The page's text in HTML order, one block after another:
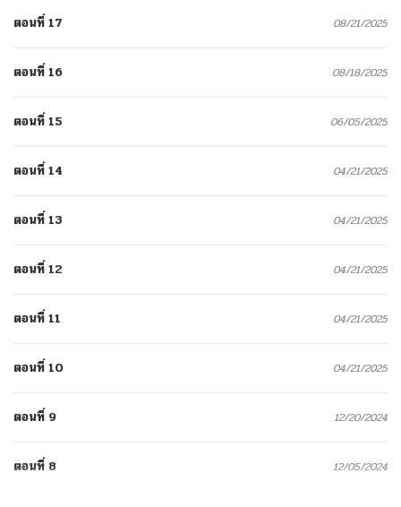
ตอนที่ 17 08/21/2025
ตอนที่ 16 08/18/2025
ตอนที่ 15 06/05/2025
ตอนที่ 14 04/21/2025
ตอนที่ 13 04/21/2025
ตอนที่ 12 04/21/2025
ตอนที่ 11 04/21/2025
ตอนที่ 10 04/21/2025
ตอนที่ 9 12/20/2024
ตอนที่ 8 12/05/2024